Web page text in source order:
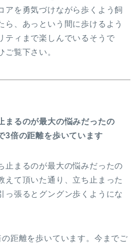
アを勇気づけながら歩くよう飼
ら、あっという間に歩けるよう
ティまで楽しんでいるそうで
ご覧下さい。
まるのが最大の悩みだったの
3倍の距離を歩いています
止まるのが最大の悩みだったの
えて頂いた通り、立ち止まった
っ張るとグングン歩くようにな
距離を歩いています。今までご